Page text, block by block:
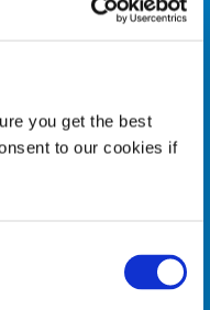
you get the best
to our cookies if
Measure*
Empty
Empty